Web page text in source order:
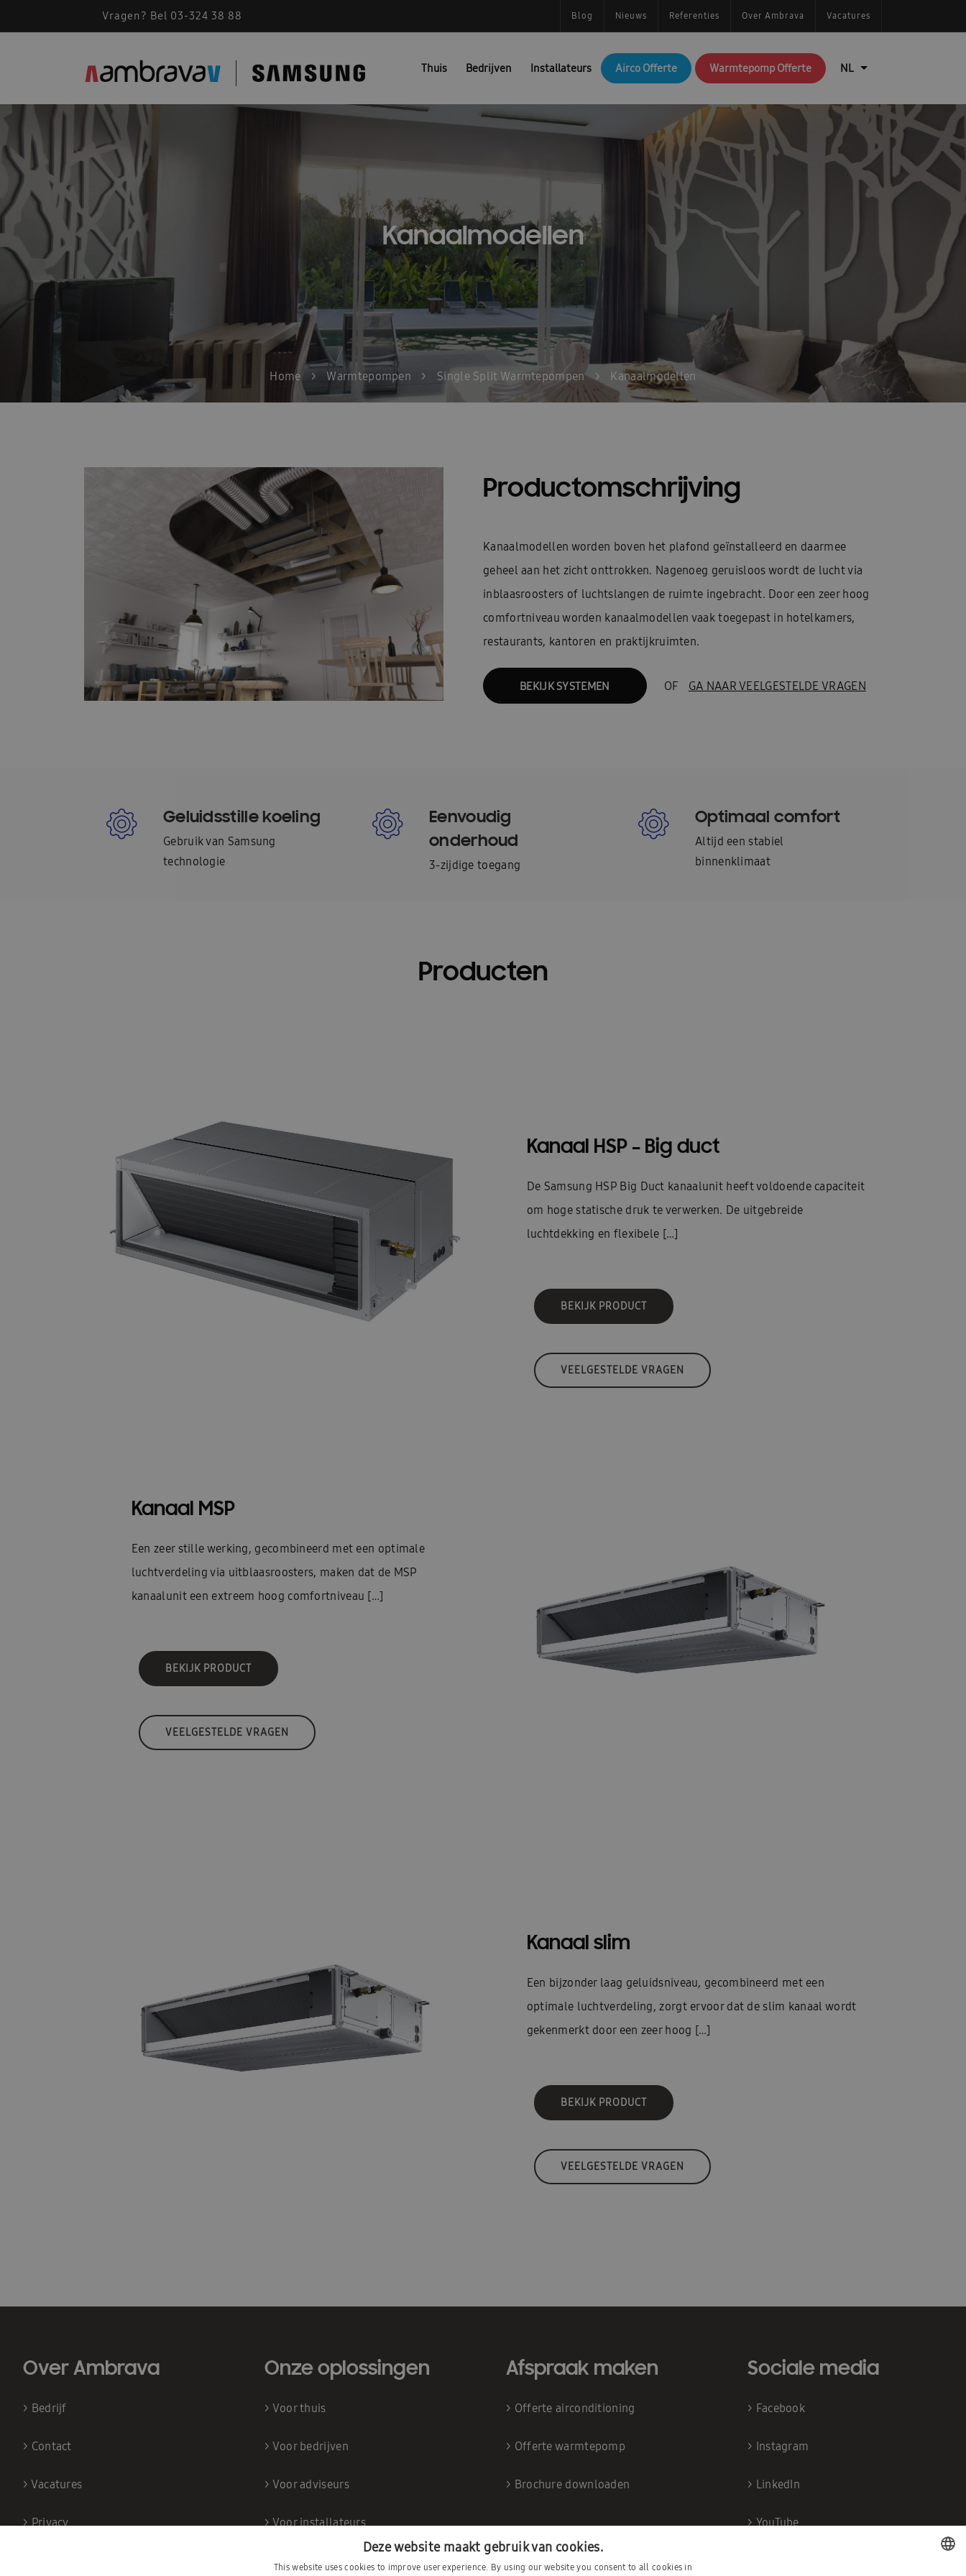
Vragen? Bel 03-324 38 88 Blog Nieuws Referenties Over Ambrava Vacatures
Thuis Bedrijven Installateurs Airco Offerte Warmtepomp Offerte
Kanaalmodellen
Home > Warmtepompen > Single Split Warmtepompen > Kanaalmodellen
Productomschrijving
Kanaalmodellen worden boven het plafond geïnstalleerd en daarmee
geheel aan het zicht onttrokken. Nagenoeg geruisloos wordt de lucht via
inblaasroosters of luchtslangen de ruimte ingebracht. Door een zeer hoog
comfortniveau worden kanaalmodellen vaak toegepast in hotelkamers,
restaurants, kantoren en praktijkruimten.
BEKIJK SYSTEMEN OF GA NAAR VEELGESTELDE VRAGEN
Geluidsstille koeling
Gebruik van Samsung
technologie
Eenvoudig
onderhoud
3-zijdige toegang
Optimaal comfort
Altijd een stabiel
binnenklimaat
Producten
Kanaal HSP – Big duct
De Samsung HSP Big Duct kanaalunit heeft voldoende capaciteit
om hoge statische druk te verwerken. De uitgebreide
luchtdekking en flexibele […]
BEKIJK PRODUCT
VEELGESTELDE VRAGEN
Kanaal MSP
Een zeer stille werking, gecombineerd met een optimale
luchtverdeling via uitblaasroosters, maken dat de MSP
kanaalunit een extreem hoog comfortniveau […]
BEKIJK PRODUCT
VEELGESTELDE VRAGEN
Kanaal slim
Een bijzonder laag geluidsniveau, gecombineerd met een
optimale luchtverdeling, zorgt ervoor dat de slim kanaal wordt
gekenmerkt door een zeer hoog […]
BEKIJK PRODUCT
VEELGESTELDE VRAGEN
Over Ambrava
> Bedrijf
> Contact
> Vacatures
>Privacy
Onze oplossingen
> Voor thuis
> Voor bedrijven
> Voor adviseurs
>Voor installateurs
Afspraak maken
> Offerte airconditioning
> Offerte warmtepomp
> Brochure downloaden
Sociale media
> Facebook
> Instagram
> LinkedIn
>YouTube
Deze website maakt gebruik van cookies.
This website uses cookies to improve user experience. By using our website you consent to all cookies in